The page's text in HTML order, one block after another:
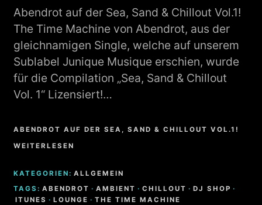
Abendrot auf der Sea, Sand & Chillout Vol.1!
The Time Machine von Abendrot, aus der
gleichnamigen Single, welche auf unserem
Sublabel Junique Musique erschien, wurde
für die Compilation „Sea, Sand & Chillout
Vol. 1“ Lizensiert!…
ABENDROT AUF DER SEA, SAND & CHILLOUT VOL.1!
WEITERLESEN
KATEGORIEN: ALLGEMEIN
TAGS: ABENDROT · AMBIENT · CHILLOUT · DJ SHOP ·
ITUNES · LOUNGE · THE TIME MACHINE